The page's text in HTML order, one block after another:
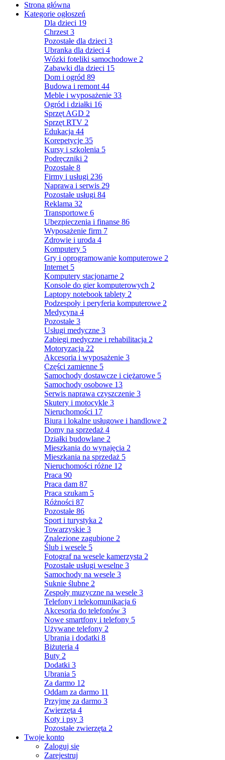
Strona główna
Kategorie ogłoszeń
Dla dzieci 19
Chrzest 3
Pozostałe dla dzieci 3
Ubranka dla dzieci 4
Wózki foteliki samochodowe 2
Zabawki dla dzieci 15
Dom i ogród 89
Budowa i remont 44
Meble i wyposażenie 33
Ogród i działki 16
Sprzęt AGD 2
Sprzęt RTV 2
Edukacja 44
Korepetycje 35
Kursy i szkolenia 5
Podręczniki 2
Pozostałe 8
Firmy i usługi 236
Naprawa i serwis 29
Pozostałe usługi 84
Reklama 32
Transportowe 6
Ubezpieczenia i finanse 86
Wyposażenie firm 7
Zdrowie i uroda 4
Komputery 5
Gry i oprogramowanie komputerowe 2
Internet 5
Komputery stacjonarne 2
Konsole do gier komputerowych 2
Laptopy notebook tablety 2
Podzespoły i peryferia komputerowe 2
Medycyna 4
Pozostałe 3
Usługi medyczne 3
Zabiegi medyczne i rehabilitacja 2
Motoryzacja 22
Akcesoria i wyposażenie 3
Części zamienne 5
Samochody dostawcze i ciężarowe 5
Samochody osobowe 13
Serwis naprawa czyszczenie 3
Skutery i motocykle 3
Nieruchomości 17
Biura i lokalne usługowe i handlowe 2
Domy na sprzedaż 4
Działki budowlane 2
Mieszkania do wynajęcia 2
Mieszkania na sprzedaż 5
Nieruchomości różne 12
Praca 90
Praca dam 87
Praca szukam 5
Różności 87
Pozostałe 86
Sport i turystyka 2
Towarzyskie 3
Znalezione zagubione 2
Ślub i wesele 5
Fotograf na wesele kamerzysta 2
Pozostałe usługi weselne 3
Samochody na wesele 3
Suknie ślubne 2
Zespoły muzyczne na wesele 3
Telefony i telekomunikacja 6
Akcesoria do telefonów 3
Nowe smartfony i telefony 5
Używane telefony 2
Ubrania i dodatki 8
Biżuteria 4
Buty 2
Dodatki 3
Ubrania 5
Za darmo 12
Oddam za darmo 11
Przyjmę za darmo 3
Zwierzęta 4
Koty i psy 3
Pozostałe zwierzęta 2
Twoje konto
Zaloguj się
Zarejestruj